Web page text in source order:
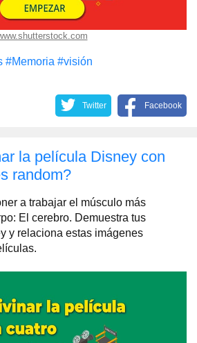
#Memoria #visión
Twitter Facebook
la película Disney con
random?
a trabajar el músculo más
El cerebro. Demuestra tus
y relaciona estas imágenes